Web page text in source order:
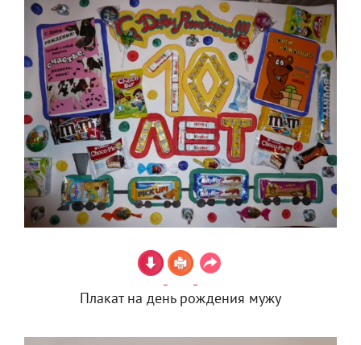
Плакат на день рождения мужу